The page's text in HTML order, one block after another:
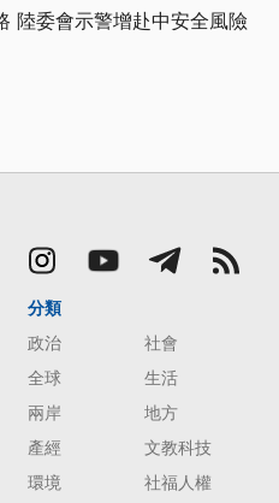
陸委會示警增赴中安全風險
分類
政治
社會
全球
生活
兩岸
地方
產經
文教科技
環境
社福人權